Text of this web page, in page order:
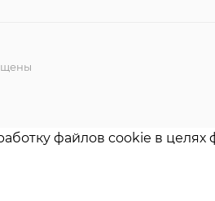
файлов cookie в